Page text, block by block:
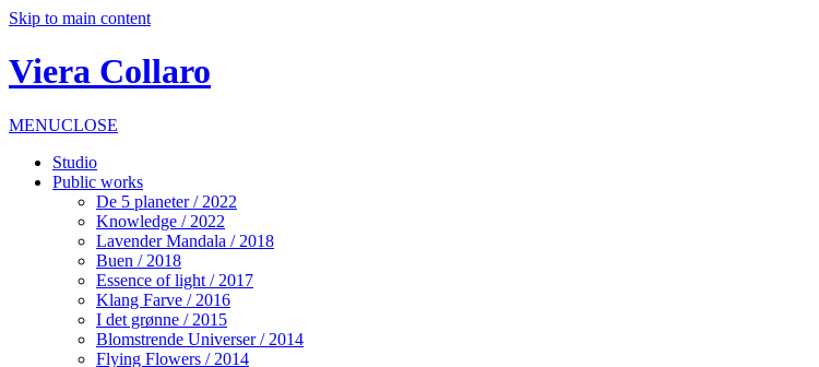
Skip to main content
Viera Collaro
MENUCLOSE
Studio
Public works
De 5 planeter / 2022
Knowledge / 2022
Lavender Mandala / 2018
Buen / 2018
Essence of light / 2017
Klang Farve / 2016
I det grønne / 2015
Blomstrende Universer / 2014
Flying Flowers / 2014